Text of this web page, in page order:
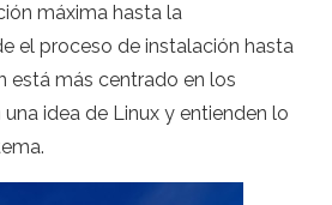
máxima hasta la
el proceso de instalación hasta
está más centrado en los
idea de Linux y entienden lo